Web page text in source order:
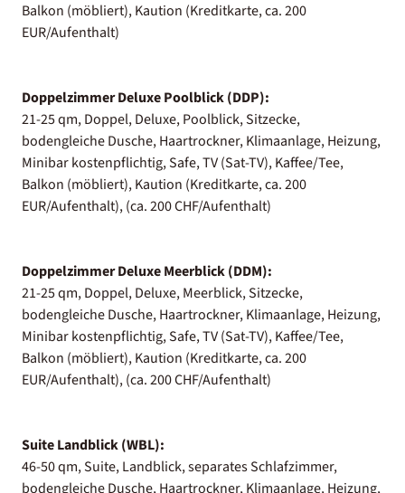
Balkon (möbliert), Kaution (Kreditkarte, ca. 200
EUR/Aufenthalt)
Doppelzimmer Deluxe Poolblick (DDP):
21-25 qm, Doppel, Deluxe, Poolblick, Sitzecke,
bodengleiche Dusche, Haartrockner, Klimaanlage, Heizung,
Minibar kostenpflichtig, Safe, TV (Sat-TV), Kaffee/Tee,
Balkon (möbliert), Kaution (Kreditkarte, ca. 200
EUR/Aufenthalt), (ca. 200 CHF/Aufenthalt)
Doppelzimmer Deluxe Meerblick (DDM):
21-25 qm, Doppel, Deluxe, Meerblick, Sitzecke,
bodengleiche Dusche, Haartrockner, Klimaanlage, Heizung,
Minibar kostenpflichtig, Safe, TV (Sat-TV), Kaffee/Tee,
Balkon (möbliert), Kaution (Kreditkarte, ca. 200
EUR/Aufenthalt), (ca. 200 CHF/Aufenthalt)
Suite Landblick (WBL):
46-50 qm, Suite, Landblick, separates Schlafzimmer,
bodengleiche Dusche, Haartrockner, Klimaanlage, Heizung,